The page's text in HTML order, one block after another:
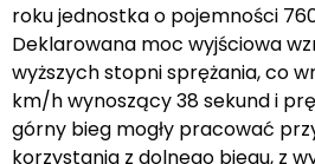
roku jednostka o pojemności
Deklarowana moc wyjściowa
wyższych stopni sprężania, co
km/h wynoszący 38 sekund i
górny bieg mogły pracować
korzystania z dolnego biegu, z